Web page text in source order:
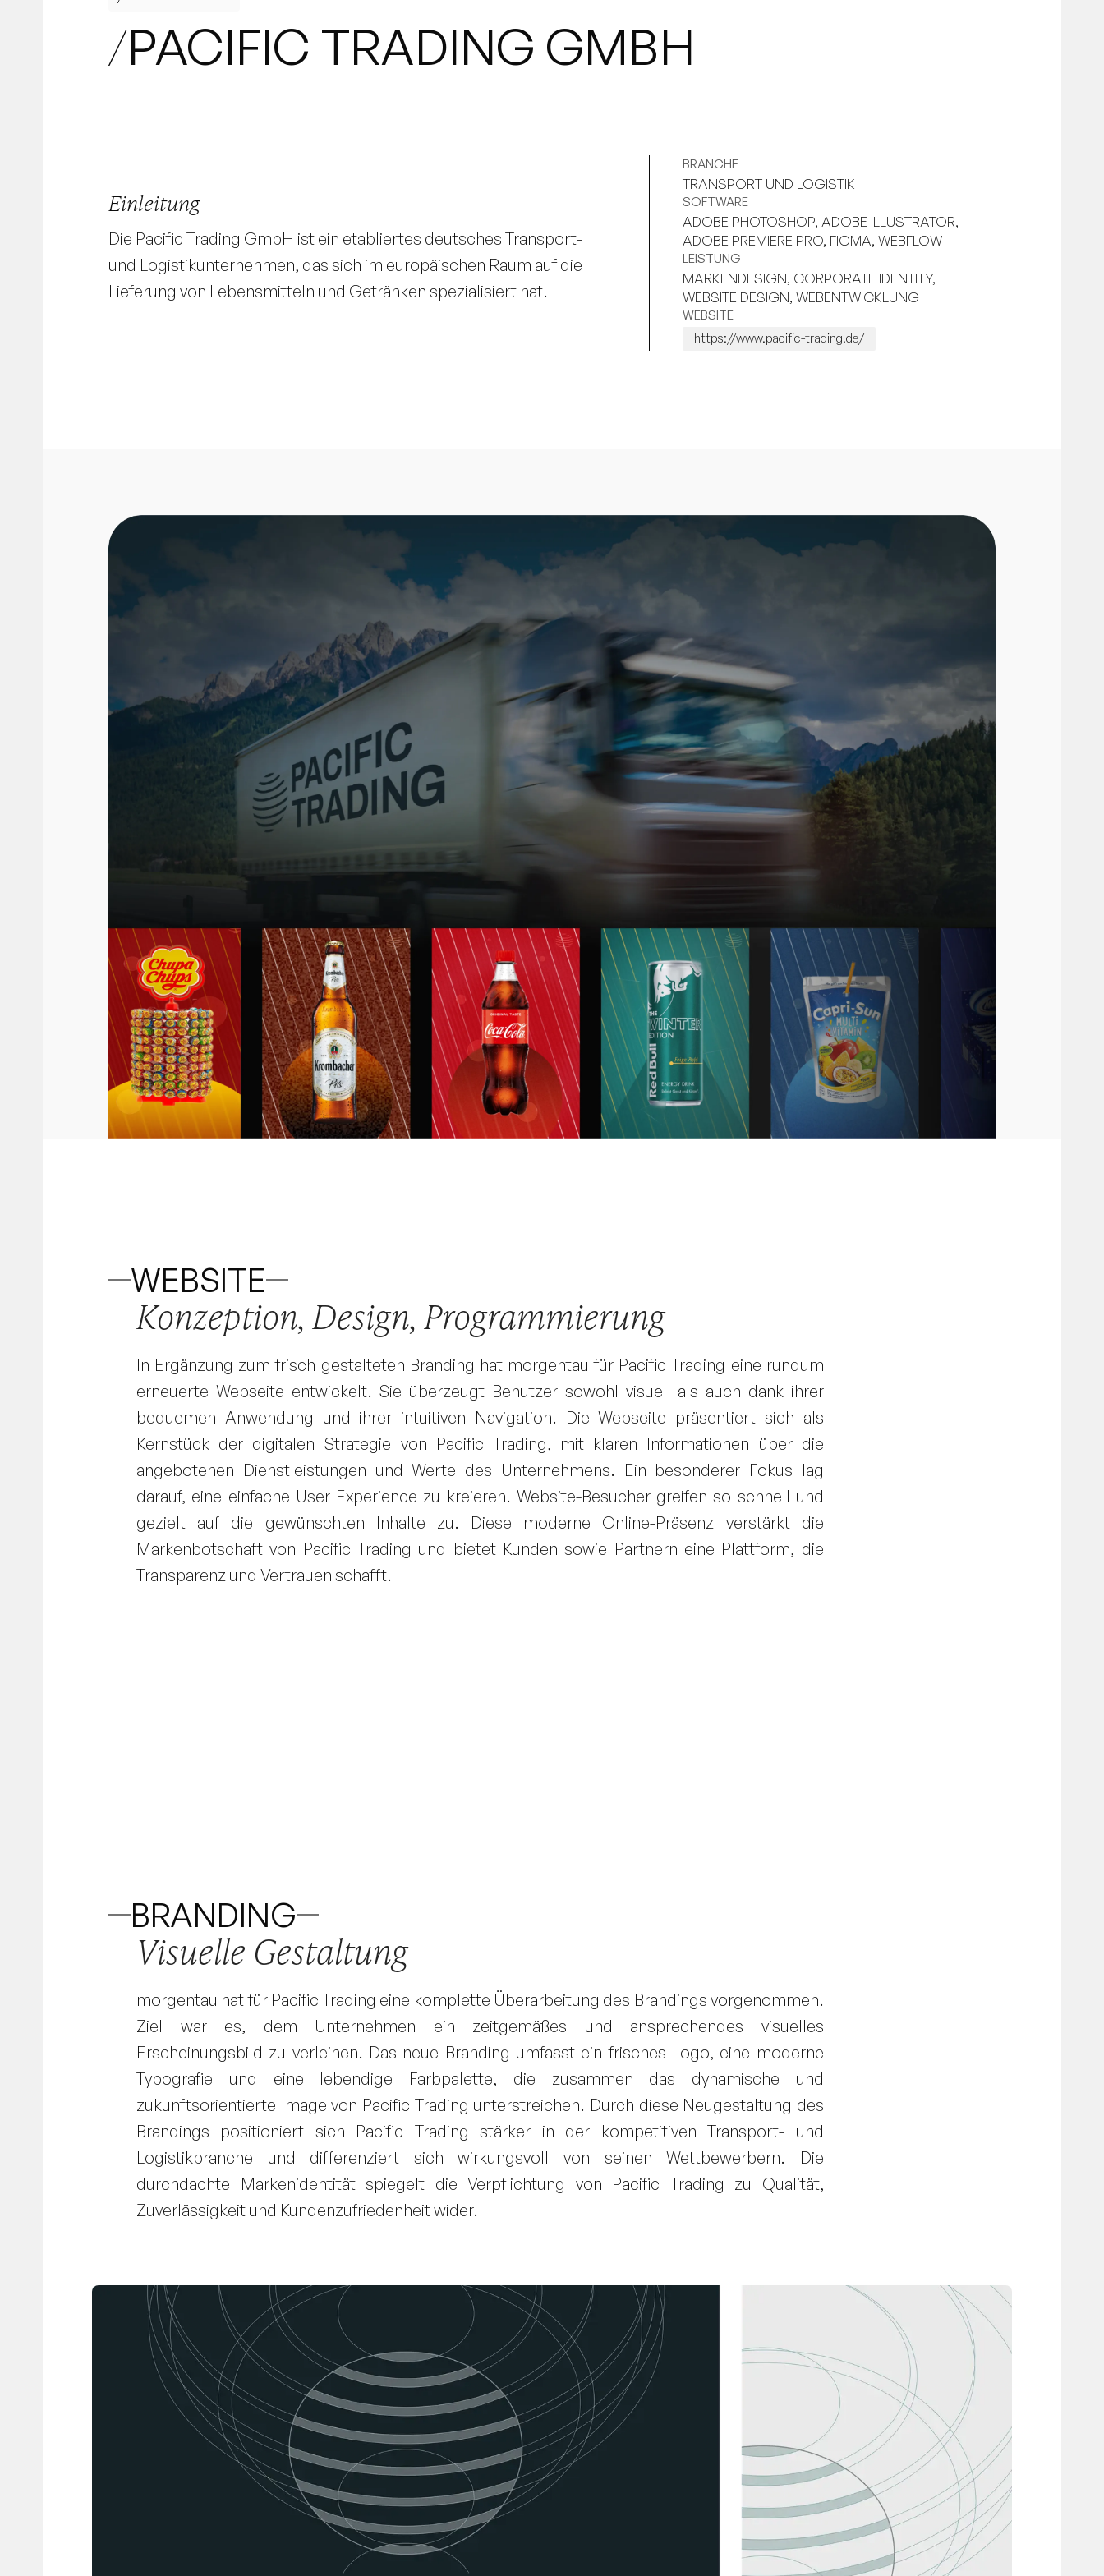
/PACIFIC TRADING GMBH
Einleitung
Die Pacific Trading GmbH ist ein etabliertes deutsches Transport-
und Logistikunternehmen, das sich im europäischen Raum auf die
Lieferung von Lebensmitteln und Getränken spezialisiert hat.
BRANCHE
TRANSPORT UND LOGISTIK
SOFTWARE
ADOBE PHOTOSHOP, ADOBE ILLUSTRATOR,
ADOBE PREMIERE PRO, FIGMA, WEBFLOW
LEISTUNG
MARKENDESIGN, CORPORATE IDENTITY,
WEBSITE DESIGN, WEBENTWICKLUNG
WEBSITE
https://www.pacific-trading.de/
WEBSITE
Konzeption, Design, Programmierung
In Ergänzung zum frisch gestalteten Branding hat morgentau für Pacific Trading eine rundum
erneuerte Webseite entwickelt. Sie überzeugt Benutzer sowohl visuell als auch dank ihrer
bequemen Anwendung und ihrer intuitiven Navigation. Die Webseite präsentiert sich als
Kernstück der digitalen Strategie von Pacific Trading, mit klaren Informationen über die
angebotenen Dienstleistungen und Werte des Unternehmens. Ein besonderer Fokus lag
darauf, eine einfache User Experience zu kreieren. Website-Besucher greifen so schnell und
gezielt auf die gewünschten Inhalte zu. Diese moderne Online-Präsenz verstärkt die
Markenbotschaft von Pacific Trading und bietet Kunden sowie Partnern eine Plattform, die
Transparenz und Vertrauen schafft.
BRANDING
Visuelle Gestaltung
morgentau hat für Pacific Trading eine komplette Überarbeitung des Brandings vorgenommen.
Ziel war es, dem Unternehmen ein zeitgemäßes und ansprechendes visuelles
Erscheinungsbild zu verleihen. Das neue Branding umfasst ein frisches Logo, eine moderne
Typografie und eine lebendige Farbpalette, die zusammen das dynamische und
zukunftsorientierte Image von Pacific Trading unterstreichen. Durch diese Neugestaltung des
Brandings positioniert sich Pacific Trading stärker in der kompetitiven Transport- und
Logistikbranche und differenziert sich wirkungsvoll von seinen Wettbewerbern. Die
durchdachte Markenidentität spiegelt die Verpflichtung von Pacific Trading zu Qualität,
Zuverlässigkeit und Kundenzufriedenheit wider.